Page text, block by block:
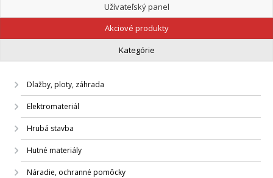
Užívateľský panel
Akciové produkty
Kategórie
Dlažby, ploty, záhrada
Elektromateriál
Hrubá stavba
Hutné materiály
Náradie, ochranné pomôcky